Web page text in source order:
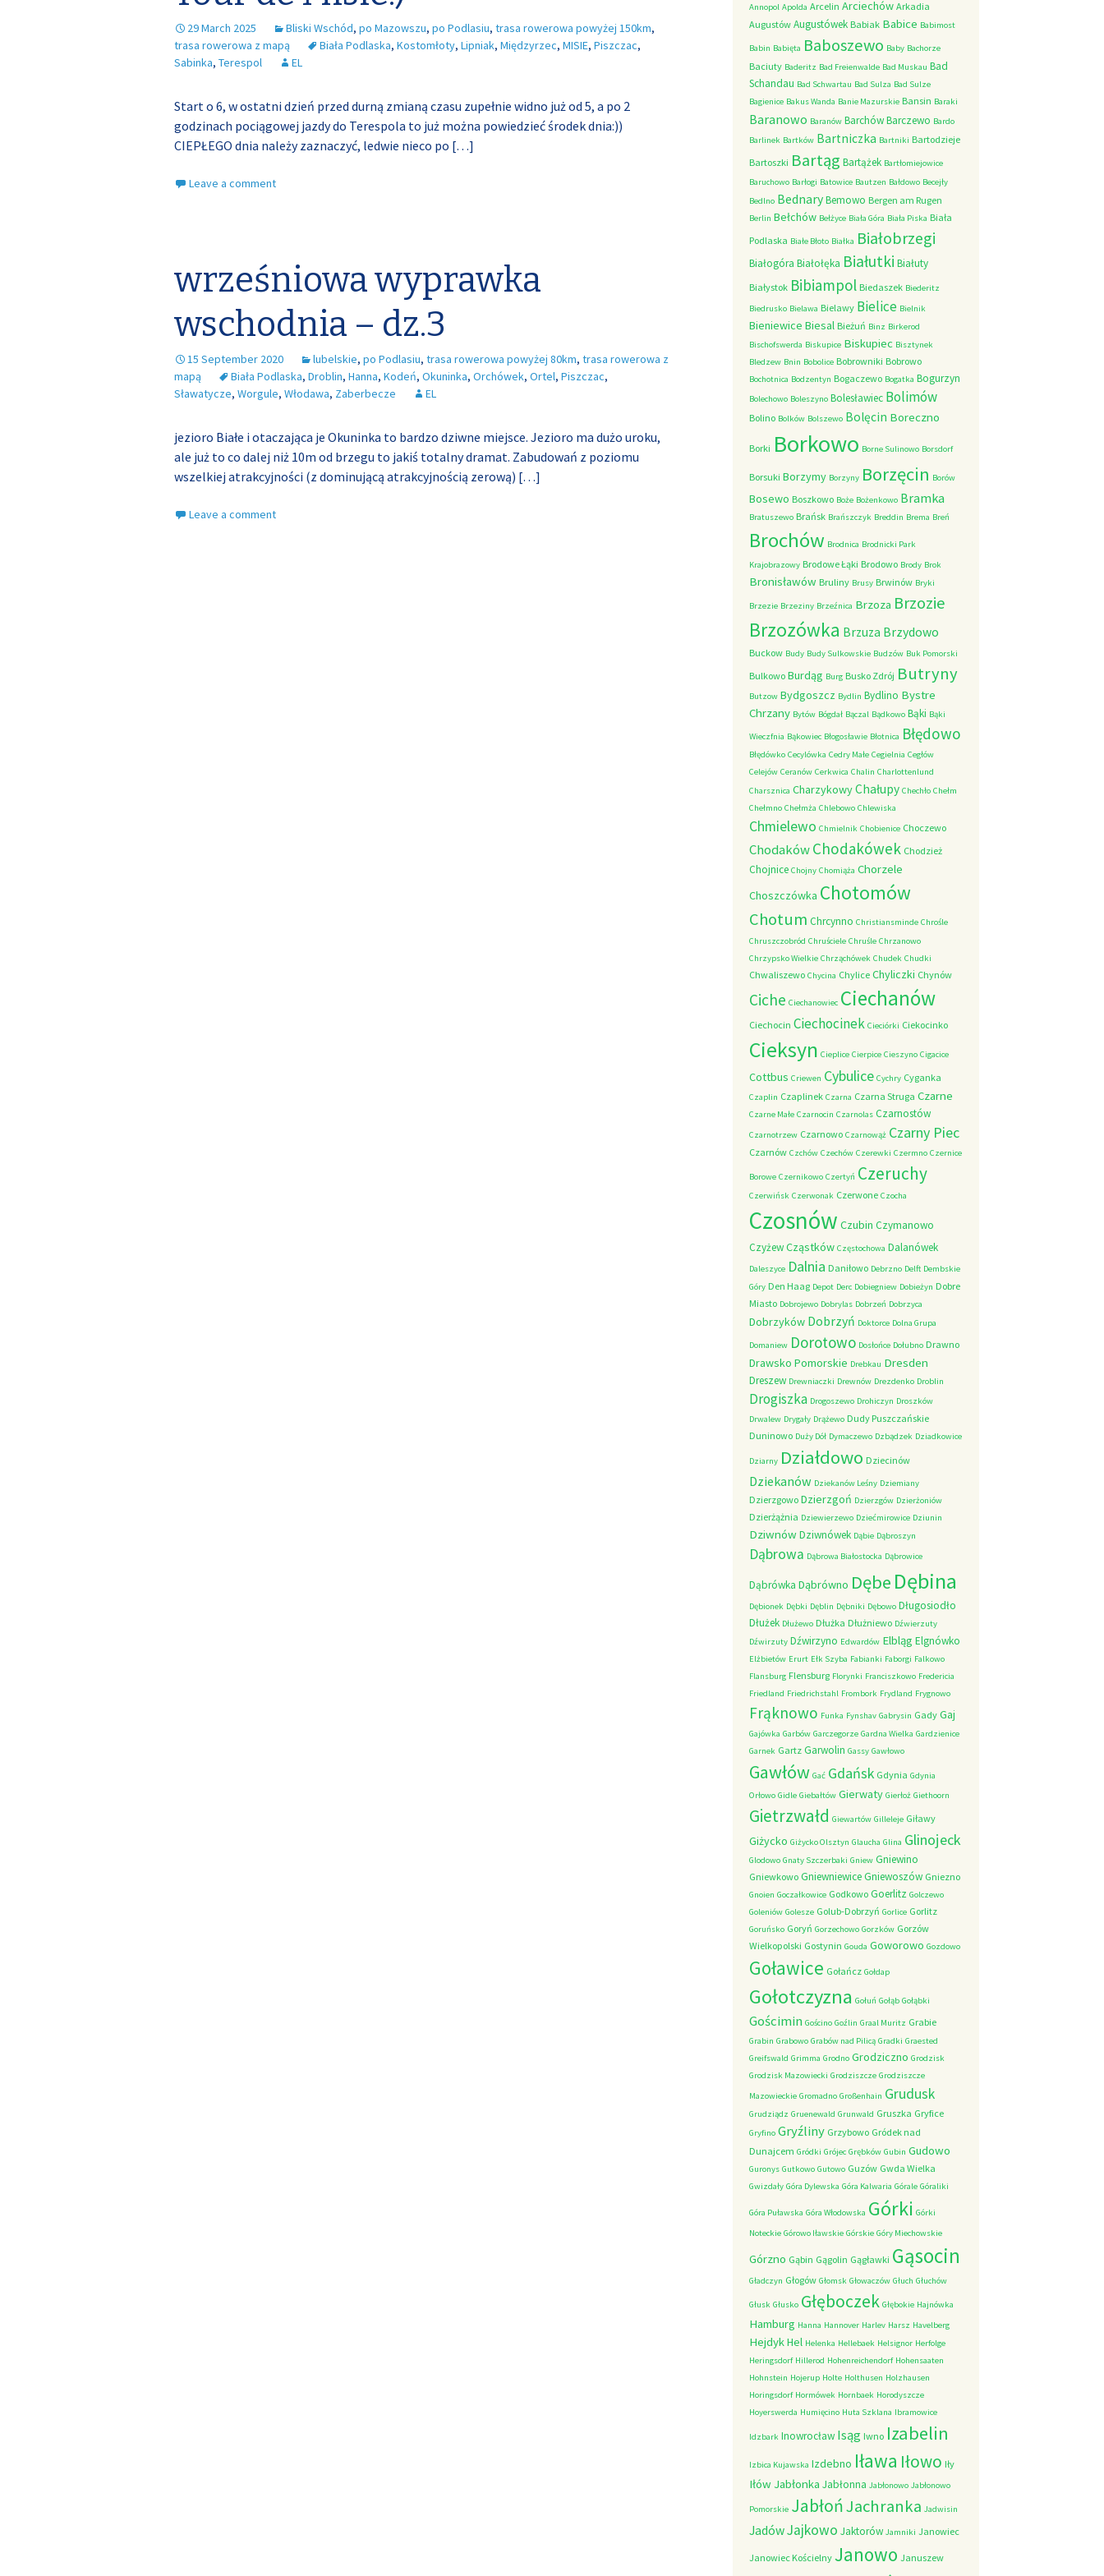
29 March 2025 Bliski Wschód, po Mazowszu, po Podlasiu, trasa rowerowa powyżej 150km,
trasa rowerowa z mapą
Biała Podlaska, Kostomłoty, Lipniak, Międzyrzec, MISIE, Piszczac,
Sabinka, Terespol EL
Start o 6, w ostatni dzień przed durną zmianą czasu zupełnie widno już od 5, a po 2
godzinach pociągowej jazdy do Terespola to już można powiedzieć środek dnia:))
CIEPŁEGO dnia należy zaznaczyć, ledwie nieco po […]
Leave a comment
wrześniowa wyprawka
wschodnia – dz.3
15 September 2020 lubelskie, po Podlasiu, trasa rowerowa powyżej 80km, trasa rowerowa z
mapą
Biała Podlaska, Droblin, Hanna, Kodeń, Okuninka, Orchówek, Ortel, Piszczac,
Sławatycze, Worgule, Włodawa, Zaberbecze EL
jezioro Białe i otaczająca je Okuninka to bardzo dziwne miejsce. Jezioro ma dużo uroku,
ale już to co dalej niż 10m od brzegu to jakiś totalny dramat. Zabudowań z poziomu
wszelkiej atrakcyjności (z dominującą atrakcyjnością zerową) […]
Leave a comment
Annopol Apolda Arcelin Arciechów Arkadia
Augustów Augustówek Babiak Babice Babimost
Babin Babięta Baboszewo Baby Bachorze
Baciuty Baderitz Bad Freienwalde Bad Muskau Bad
Schandau Bad Schwartau Bad Sulza Bad Sulze
Bagienice Bakus Wanda Banie Mazurskie Bansin Baraki
Baranowo Baranów BarchówBarczewo Bardo
Barlinek Bartków Bartniczka Bartniki Bartodzieje
Bartoszki Bartąg Bartążek Bartłomiejowice
Baruchowo Barłogi Batowice Bautzen Bałdowo Becejły
Bedlno BednaryBemowo Bergen am Rugen
Berlin Bełchów Bełżyce Biała Góra Biała Piska Biała
Podlaska Białe Błoto Białka Białobrzegi
Białogóra Białołęka Białutki Białuty
Białystok Bibiampol Biedaszek Biederitz
Biedrusko Bielawa Bielawy Bielice Bielnik
Bieniewice Biesal Bieżuń Binz Birkerod
Bischofswerda Biskupice Biskupiec Bisztynek
Bledzew Bnin Bobolice Bobrowniki Bobrowo
Bochotnica Bodzentyn Bogaczewo Bogatka Bogurzyn
Bolechowo Boleszyno Bolesławiec Bolimów
Bolino Bolków Bolszewo Bolęcin Boreczno
Borki Borkowo Borne Sulinowo Borsdorf
Borsuki Borzymy Borzyny Borzęcin Borów
Bosewo Boszkowo Boże Bożenkowo Bramka
Bratuszewo Brańsk Brańszczyk Breddin Brema Breń
Brochów Brodnica Brodnicki Park
Krajobrazowy Brodowe Łąki Brodowo Brody Brok
Bronisławów Bruliny Brusy Brwinów Bryki
Brzezie Brzeziny Brzeźnica Brzoza Brzozie
Brzozówka Brzuza Brzydowo
Buckow Budy Budy Sulkowskie Budzów Buk Pomorski
Bulkowo Burdąg Burg Busko Zdrój Butryny
Butzow Bydgoszcz Bydlin Bydlino Bystre
Chrzany Bytów Bógdał Bączal Bądkowo Bąki Bąki
Wieczfnia Bąkowiec Błogosławie Błotnica Błędowo
Błędówko Cecylówka Cedry Małe Cegielnia Cegłów
Celejów Ceranów Cerkwica Chalin Charlottenlund
Charsznica CharzykowyChałupy Chechło Chełm
Chełmno Chełmża Chlebowo Chlewiska
Chmielewo Chmielnik Chobienice Choczewo
ChodakówChodakówek Chodzież
Chojnice Chojny Chomiąża Chorzele
Choszczówka Chotomów
Chotum Chrcynno Christiansminde Chrośle
Chruszczobród Chruściele Chruśle Chrzanowo
Chrzypsko Wielkie Chrząchówek Chudek Chudki
Chwaliszewo Chycina Chylice Chyliczki Chynów
Ciche Ciechanowiec Ciechanów
Ciechocin Ciechocinek Cieciórki Ciekocinko
Cieksyn Cieplice Cierpice Cieszyno Cigacice
Cottbus Criewen Cybulice Cychry Cyganka
Czaplin Czaplinek Czarna Czarna Struga Czarne
Czarne Małe Czarnocin Czarnolas Czarnostów
Czarnotrzew Czarnowo Czarnowąż Czarny Piec
Czarnów Czchów Czechów Czerewki Czermno Czernice
Borowe Czernikowo Czertyń Czeruchy
Czerwińsk Czerwonak Czerwone Czocha
Czosnów Czubin Czymanowo
CzyżewCząstków Częstochowa Dalanówek
Daleszyce Dalnia Daniłowo Debrzno Delft Dembskie
Góry Den Haag Depot Derc Dobiegniew Dobieżyn Dobre
Miasto Dobrojewo Dobrylas Dobrzeń Dobrzyca
Dobrzyków Dobrzyń Doktorce Dolna Grupa
Domaniew Dorotowo Dosłońce Dołubno Drawno
Drawsko Pomorskie Drebkau Dresden
Dreszew Drewniaczki Drewnów Drezdenko Droblin
Drogiszka Drogoszewo Drohiczyn Droszków
Drwalew Drygały Drążewo Dudy Puszczańskie
Duninowo Duży Dół Dymaczewo Dzbądzek Dziadkowice
Dziarny Działdowo Dziecinów
Dziekanów Dziekanów Leśny Dziemiany
Dzierzgowo Dzierzgoń Dzierzgów Dzierżoniów
Dzierżążnia Dziewierzewo Dziećmirowice Dziunin
DziwnówDziwnówek Dąbie Dąbroszyn
Dąbrowa Dąbrowa Białostocka Dąbrowice
Dąbrówka Dąbrówno Dębe Dębina
Dębionek Dębki Dęblin Dębniki Dębowo Długosiodło
Dłużek Dłużewo Dłużka Dłużniewo Dźwierzuty
Dźwirzuty Dźwirzyno Edwardów Elbląg Elgnówko
Elżbietów Erurt Ełk Szyba Fabianki Faborgi Falkowo
Flansburg Flensburg Florynki Franciszkowo Fredericia
Friedland Friedrichstahl Frombork Frydland Frygnowo
Frąknowo Funka Fynshav Gabrysin Gady Gaj
Gajówka Garbów Garczegorze Gardna Wielka Gardzienice
Garnek Gartz Garwolin Gassy Gawłowo
Gawłów Gać Gdańsk Gdynia Gdynia
Orłowo Gidle Giebałtów Gierwaty Gierłoż Giethoorn
Gietrzwałd Giewartów Gilleleje Giławy
Giżycko Giżycko Olsztyn Glaucha Glina Glinojeck
Glodowo Gnaty Szczerbaki Gniew Gniewino
Gniewkowo GniewniewiceGniewoszów Gniezno
Gnoien Goczałkowice Godkowo Goerlitz Golczewo
Goleniów Golesze Golub-Dobrzyń Gorlice Gorlitz
Goruńsko Goryń Gorzechowo Gorzków Gorzów
Wielkopolski Gostynin Gouda Goworowo Gozdowo
Goławice Gołańcz Gołdap
Gołotczyzna Gołuń Gołąb Gołąbki
Gościmin Gościno Goźlin Graal Muritz Grabie
Grabin Grabowo Grabów nad Pilicą Gradki Graested
Greifswald Grimma Grodno Grodziczno Grodzisk
Grodzisk Mazowiecki Grodziszcze Grodziszcze
Mazowieckie Gromadno Großenhain Grudusk
Grudziądz Gruenewald Grunwald Gruszka Gryfice
Gryfino Gryźliny Grzybowo Gródek nad
Dunajcem Gródki Grójec Grębków Gubin Gudowo
Guronys Gutkowo Gutowo Guzów Gwda Wielka
Gwizdały Góra Dylewska Góra Kalwaria Górale Góraliki
Góra Puławska Góra Włodowska Górki Górki
Noteckie Górowo Iławskie Górskie Góry Miechowskie
Górzno Gąbin Gągolin Gągławki Gąsocin
Gładczyn Głogów Głomsk Głowaczów Głuch Głuchów
Głusk Głusko Głęboczek Głębokie Hajnówka
Hamburg Hanna Hannover Harlev Harsz Havelberg
HejdykHel Helenka Hellebaek Helsignor Herfolge
Heringsdorf Hillerod Hohenreichendorf Hohensaaten
Hohnstein Hojerup Holte Holthusen Holzhausen
Horingsdorf Hormówek Hornbaek Horodyszcze
Hoyerswerda Humięcino Huta Szklana Ibramowice
Idzbark Inowrocław Isąg Iwno Izabelin
Izbica Kujawska Izdebno Iława Iłowo Iły
Iłów Jabłonka Jabłonna Jabłonowo Jabłonowo
Pomorskie JabłońJachranka Jadwisin
JadówJajkowo Jaktorów Jamniki Janowiec
Janowiec Kościelny Janowo Januszew